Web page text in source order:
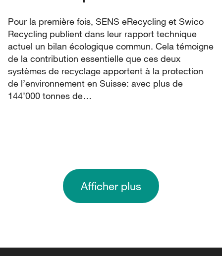
Pour la première fois, SENS eRecycling et Swico
Recycling publient dans leur rapport technique
actuel un bilan écologique commun. Cela témoigne
de la contribution essentielle que ces deux
systèmes de recyclage apportent à la protection
de l’environnement en Suisse: avec plus de
144’000 tonnes de…
Afficher plus